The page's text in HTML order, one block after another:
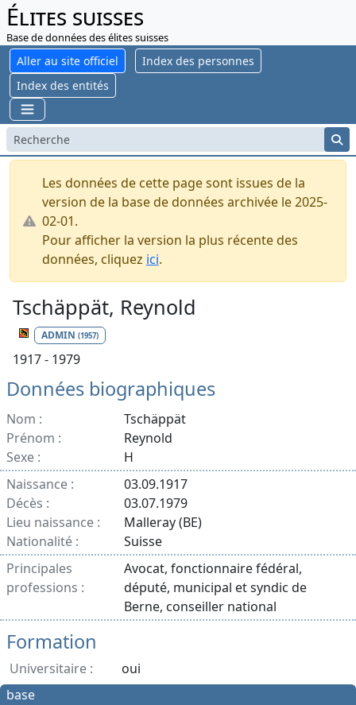
Élites suisses
Base de données des élites suisses
Aller au site officiel
Index des personnes
Index des entités
Les données de cette page sont issues de la
version de la base de données archivée le 2025-
02-01.
Pour afficher la version la plus récente des
données, cliquez ici.
Tschäppät, Reynold
ADMIN (1957)
1917 - 1979
Données biographiques
Nom :
Tschäppät
Prénom :
Reynold
Sexe :
H
Naissance :
03.09.1917
Décès :
03.07.1979
Lieu naissance :
Malleray (BE)
Nationalité :
Suisse
Principales
professions :
Avocat, fonctionnaire fédéral,
député, municipal et syndic de
Berne, conseiller national
Formation
Universitaire :
oui
base